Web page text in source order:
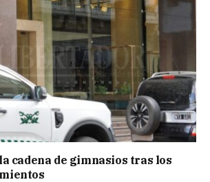
cadena de gimnasios tras los